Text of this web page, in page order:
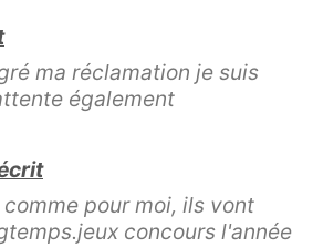
ma réclamation je suis
également
pour moi, ils vont
concours l'année